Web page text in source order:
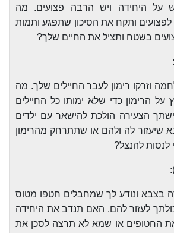
על היחידה ויש הרבה פצועים. מה
ותקח את הסיכון שתפגע ותמות
בשטח ותציל את החיים שלך?
וזרקו רימון לעבר החיילים שלך. מה
הרימון כדי שלא ימותו כל החיילים
הצעירה הולכת להישאר עם ילדים
שיעזור לה ולהם או שתתרחק מהרימון
לנסות להנצל?
בצבא ונודע לך שמחבלים חטפו מטוס
וביכולתך לעזור להם. האם תנדב את היחידה
החטופים או שמא לא תרצה לסכן את